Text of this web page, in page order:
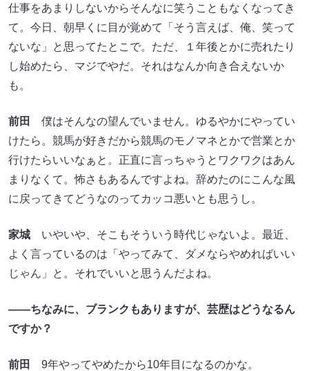
仕事をあまりしないからそんなに笑うこともなくなってき
て。今日、朝早くに目が覚めて「そう言えば、俺、笑って
ないな」と思ってたとこで。ただ、１年後とかに売れたり
し始めたら、マジでやだ。それはなんか向き合えないか
も。
前田
僕はそんなの望んでいません。ゆるやかにやってい
けたら。競馬が好きだから競馬のモノマネとかで営業とか
行けたらいいなぁと。正直に言っちゃうとワクワクはあん
まりなくて。怖さもあるんですよね。辞めたのにこんな風
に戻ってきてどうなのってカッコ悪いとも思うし。
家城 いやいや、そこもそういう時代じゃないよ。最近、
よく言っているのは「やってみて、ダメならやめればいい
じゃん」と。それでいいと思うんだよね。
――ちなみに、ブランクもありますが、芸歴はどうなるん
ですか？
前田 9年やってやめたから10年目になるのかな。